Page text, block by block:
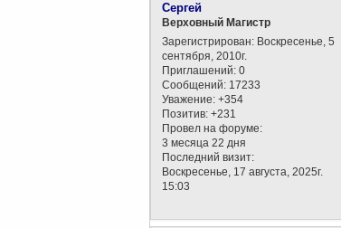
Сергей
Верховный Магистр
Зарегистрирован: Воскресенье, 5
сентября, 2010г.
Приглашений: 0
Сообщений: 17233
Уважение: +354
Позитив: +231
Провел на форуме:
3 месяца 22 дня
Последний визит:
Воскресенье, 17 августа, 2025г.
15:03